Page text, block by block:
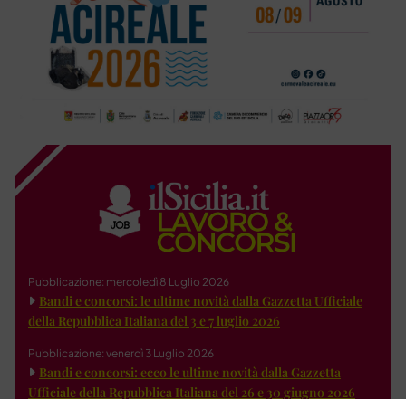
Pubblicazione: mercoledì 8 Luglio 2026
Bandi e concorsi: le ultime novità dalla Gazzetta Ufficiale
della Repubblica Italiana del 3 e 7 luglio 2026
Pubblicazione: venerdì 3 Luglio 2026
Bandi e concorsi: ecco le ultime novità dalla Gazzetta
Ufficiale della Repubblica Italiana del 26 e 30 giugno 2026